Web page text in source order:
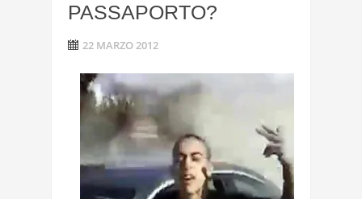
PASSAPORTO?
22 MARZO 2012